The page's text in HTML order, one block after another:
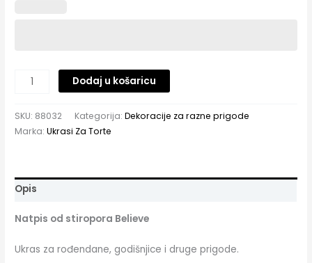
Dodaj u košaricu
SKU: 88032 Kategorija:Dekoracije za razne prigode
Marka:Ukrasi Za Torte
Opis
Natpis od stiropora Believe
Ukras za rođendane, godišnjice i druge prigode.